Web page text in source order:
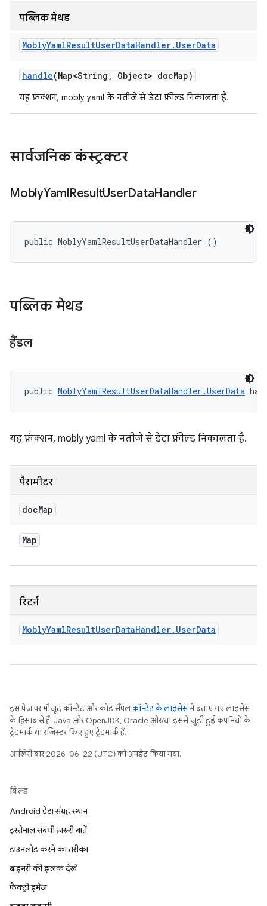
पब्लिक मेथड
MoblyYamlResultUserDataHandler. UserData
handle(Map<String , Object> docMap)
यह फ़ंक्शन, mobly yaml के नतीजे से डेटा फ़ील्ड निकालता है.
सार्वजनिक कंस्ट्रक्टर
MoblyYamlResultUserDataHandler
public MoblyYamlResultUserDataHandler ()
पब्लिक मेथड
हैंडल
public MoblyYamlResultUserDataHandler.UserData
यह फ़ंक्शन, mobly yaml के नतीजे से डेटा फ़ील्ड निकालता है.
पैरामीटर
docMap
Map
रिटर्न
MoblyYamlResultUserDataHandler. UserData
इस पेज पर मौजूद कॉन्टेंट और कोड सैंपलकॉन्टेंट के लाइसेंसमें बताए गए लाइसेंस
के हिसाब से हैं. Java और OpenJDK, Oracle और/या इससे जुड़ी हुई कंपनियों के
ट्रेडमार्क या रजिस्टर किए हुए ट्रेडमार्क हैं.
आखिरी बार 2026-06-22 (UTC) को अपडेट किया गया.
बिल्ड
Android डेटा संग्रह स्थान
इस्तेमाल संबंधी ज़रूरी बातें
डाउनलोड करने का तरीका
बाइनरी की झलक देखें
फ़ैक्ट्री इमेज